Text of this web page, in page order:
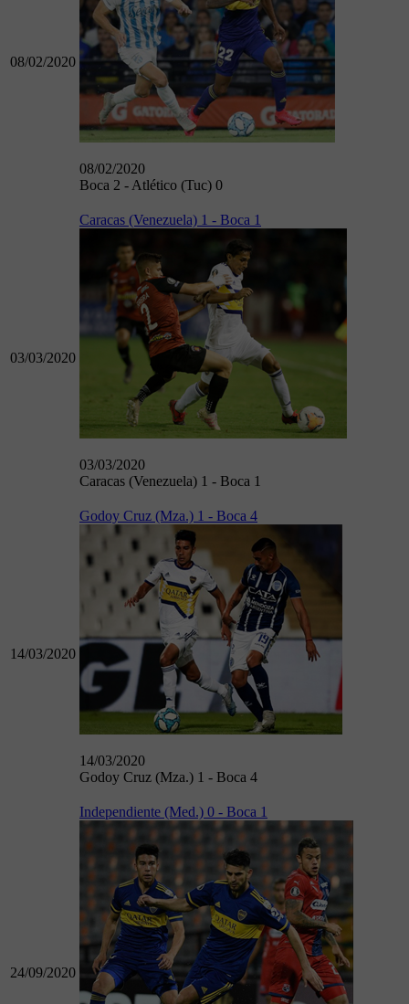
08/02/2020
08/02/2020
Boca 2 - Atlético (Tuc) 0
03/03/2020
Caracas (Venezuela) 1 - Boca 1
03/03/2020
Caracas (Venezuela) 1 - Boca 1
14/03/2020
Godoy Cruz (Mza.) 1 - Boca 4
14/03/2020
Godoy Cruz (Mza.) 1 - Boca 4
24/09/2020
Independiente (Med.) 0 - Boca 1